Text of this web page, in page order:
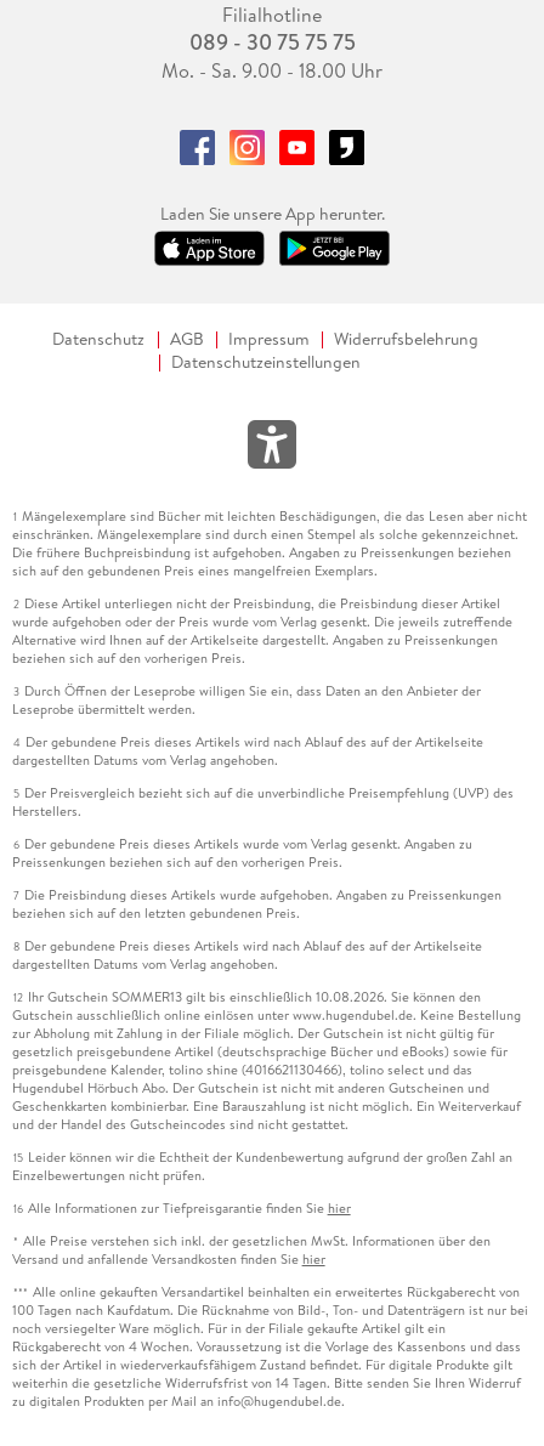
Filialhotline
089 - 30 75 75 75
Mo. - Sa. 9.00 - 18.00 Uhr
Laden Sie unsere App herunter.
Datenschutz AGB Impressum
Widerrufsbelehrung
Datenschutzeinstellungen
1 Mängelexemplare sind Bücher mit leichten Beschädigungen, die das Lesen aber nicht
einschränken. Mängelexemplare sind durch einen Stempel als solche gekennzeichnet.
Die frühere Buchpreisbindung ist aufgehoben. Angaben zu Preissenkungen beziehen
sich auf den gebundenen Preis eines mangelfreien Exemplars.
2 Diese Artikel unterliegen nicht der Preisbindung, die Preisbindung dieser Artikel
wurde aufgehoben oder der Preis wurde vom Verlag gesenkt. Die jeweils zutreffende
Alternative wird Ihnen auf der Artikelseite dargestellt. Angaben zu Preissenkungen
beziehen sich auf den vorherigen Preis.
3 Durch Öffnen der Leseprobe willigen Sie ein, dass Daten an den Anbieter der
Leseprobe übermittelt werden.
4 Der gebundene Preis dieses Artikels wird nach Ablauf des auf der Artikelseite
dargestellten Datums vom Verlag angehoben.
5 Der Preisvergleich bezieht sich auf die unverbindliche Preisempfehlung (UVP) des
Herstellers.
6 Der gebundene Preis dieses Artikels wurde vom Verlag gesenkt. Angaben zu
Preissenkungen beziehen sich auf den vorherigen Preis.
7 Die Preisbindung dieses Artikels wurde aufgehoben. Angaben zu Preissenkungen
beziehen sich auf den letzten gebundenen Preis.
8 Der gebundene Preis dieses Artikels wird nach Ablauf des auf der Artikelseite
dargestellten Datums vom Verlag angehoben.
12 Ihr Gutschein SOMMER13 gilt bis einschließlich 10.08.2026. Sie können den
Gutschein ausschließlich online einlösen unter www.hugendubel.de. Keine Bestellung
zur Abholung mit Zahlung in der Filiale möglich. Der Gutschein ist nicht gültig für
gesetzlich preisgebundene Artikel (deutschsprachige Bücher und eBooks) sowie für
preisgebundene Kalender, tolino shine (4016621130466), tolino select und das
Hugendubel Hörbuch Abo. Der Gutschein ist nicht mit anderen Gutscheinen und
Geschenkkarten kombinierbar. Eine Barauszahlung ist nicht möglich. Ein Weiterverkauf
und der Handel des Gutscheincodes sind nicht gestattet.
15 Leider können wir die Echtheit der Kundenbewertung aufgrund der großen Zahl an
Einzelbewertungen nicht prüfen.
16 Alle Informationen zur Tiefpreisgarantie finden Sie hier
* Alle Preise verstehen sich inkl. der gesetzlichen MwSt. Informationen über den
Versand und anfallende Versandkosten finden Sie hier
*** Alle online gekauften Versandartikel beinhalten ein erweitertes Rückgaberecht von
100 Tagen nach Kaufdatum. Die Rücknahme von Bild-, Ton- und Datenträgern ist nur bei
noch versiegelter Ware möglich. Für in der Filiale gekaufte Artikel gilt ein
Rückgaberecht von 4 Wochen. Voraussetzung ist die Vorlage des Kassenbons und dass
sich der Artikel in wiederverkaufsfähigem Zustand befindet. Für digitale Produkte gilt
weiterhin die gesetzliche Widerrufsfrist von 14 Tagen. Bitte senden Sie Ihren Widerruf
zu digitalen Produkten per Mail an info@hugendubel.de.